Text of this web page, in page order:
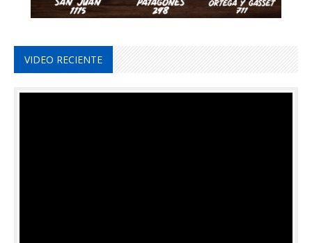
VIDEO RECIENTE